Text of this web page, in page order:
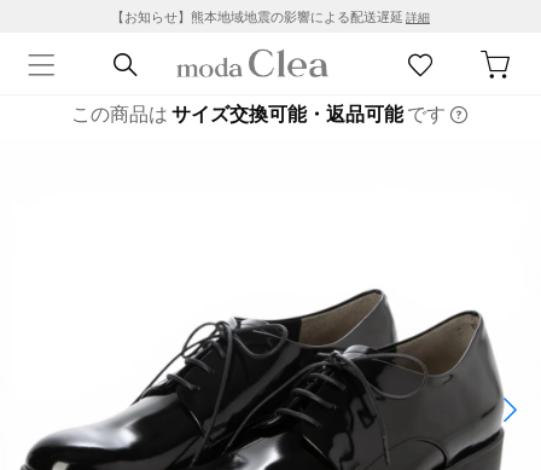
【お知らせ】熊本地域地震の影響による配送遅延 詳細
この商品は サイズ交換可能・返品可能です